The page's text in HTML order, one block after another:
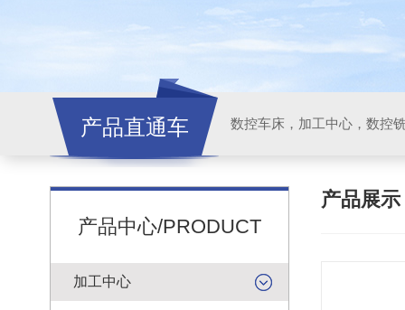
产品直通车
产品中心/PRODUCT
加工中心
产品展示